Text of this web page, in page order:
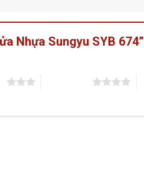
Nhựa Sungyu SYB 674”